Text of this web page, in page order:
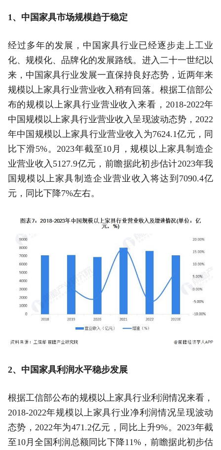
1、中国家具市场规模趋于稳定
经过多年的发展，中国家具行业已经逐步走上工业
化、规模化、品牌化的发展路线。进入二十一世纪以
来，中国家具行业发展一直保持良好态势，近两年来
规模以上家具行业营业收入稍有回落。根据工信部公
布的规模以上家具行业营业收入来看，2018-2022年
中国规模以上家具行业营业收入呈现波动态势，2022
年中国规模以上家具行业营业收入为7624.1亿元，同
比下滑5%。2023年截至10月，规模以上家具制造企
业营业收入5127.9亿元，前瞻据此初步估计2023年我
国规模以上家具制造企业营业收入将达到7090.4亿
元，同比下降7%左右。
2、中国家具利润水平稳步发展
根据工信部公布的规模以上家具行业利润情况来看，
2018-2022年规模以上家具行业净利润情况呈现波动
态势，2022年为471.2亿元，同比上升9%。2023年截
至10月全国利润总额同比下降11%，前瞻据此初步估